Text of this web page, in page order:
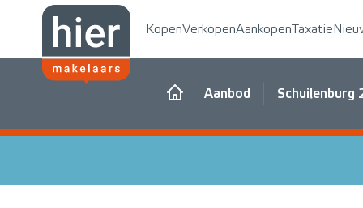
Kopen VerkopenAankopenTaxatie
Aanbod Schuilenburg